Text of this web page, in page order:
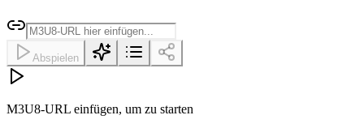
Abspielen
M3U8‑URL einfügen, um zu starten